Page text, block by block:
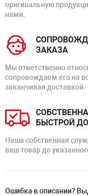
оригинальную
нами.
ЗАКАЗА
Мы ответственно
сопровождаем его на
заканчивая доставкой.
БЫСТРОЙ
Наша собственная
ваш товар до
Ошибка в описании?